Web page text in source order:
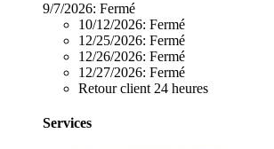
9/7/2026: Fermé
10/12/2026: Fermé
12/25/2026: Fermé
12/26/2026: Fermé
12/27/2026: Fermé
Retour client 24 heures
Services